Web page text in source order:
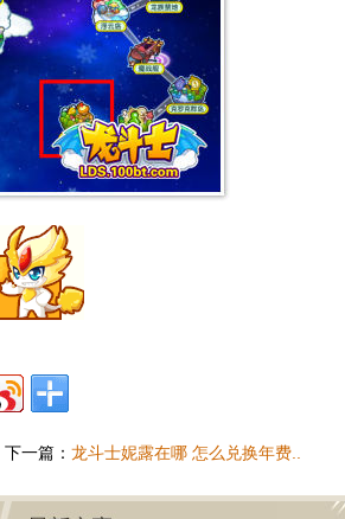
下一篇： 龙斗士妮露在哪 怎么兑换年费..